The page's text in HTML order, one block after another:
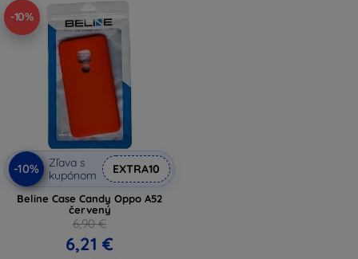
-10%
-10%
Zľava s
kupónom
EXTRA10
Beline Case Candy Oppo A52
červený
6,90 €
6,21 €